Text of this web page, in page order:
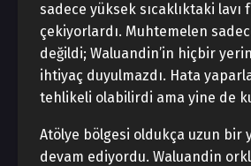
sadece yüksek sıcaklıktaki lavı
çekiyorlardı. Muhtemelen
değildi; Waluandin’in hiçbir
ihtiyaç duyulmazdı. Hata
tehlikeli olabilirdi ama yine de
Atölye bölgesi oldukça uzun bir
devam ediyordu. Waluandin